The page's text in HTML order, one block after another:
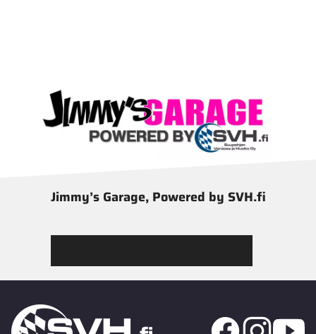
Jimmy’s Garage, Powered by SVH.fi